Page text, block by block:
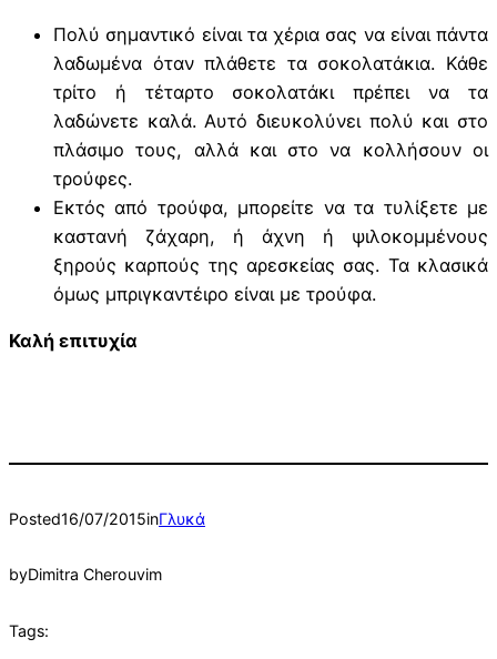
Πολύ σημαντικό είναι τα χέρια σας να είναι πάντα
λαδωμένα όταν πλάθετε τα σοκολατάκια. Κάθε
τρίτο ή τέταρτο σοκολατάκι πρέπει να τα
λαδώνετε καλά. Αυτό διευκολύνει πολύ και στο
πλάσιμο τους, αλλά και στο να κολλήσουν οι
τρούφες.
Εκτός από τρούφα, μπορείτε να τα τυλίξετε με
καστανή ζάχαρη, ή άχνη ή ψιλοκομμένους
ξηρούς καρπούς της αρεσκείας σας. Τα κλασικά
όμως μπριγκαντέιρο είναι με τρούφα.
Καλή επιτυχία
Posted16/07/2015inΓλυκά
byDimitra Cherouvim
Tags: